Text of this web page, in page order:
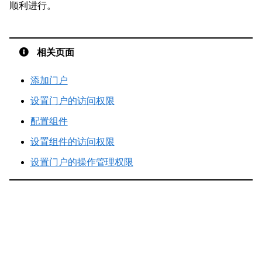
顺利进行。
相关页面
添加门户
设置门户的访问权限
配置组件
设置组件的访问权限
设置门户的操作管理权限